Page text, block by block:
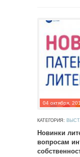
04 октября,
КАТЕГОРИЯ:
Новинки
вопросам